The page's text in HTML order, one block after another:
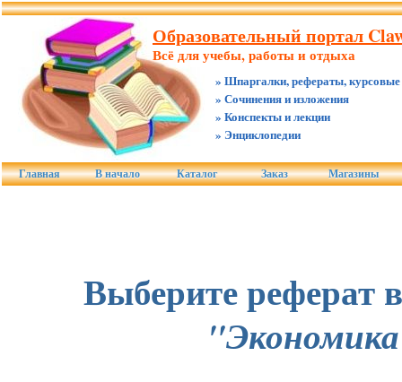
Образовательный портал
Всё для учебы, работы и отдыха
» Шпаргалки, рефераты, курсовые
» Сочинения и изложения
» Конспекты и лекции
» Энциклопедии
Главная В начало Каталог Заказ Магазины
Выберите реферат